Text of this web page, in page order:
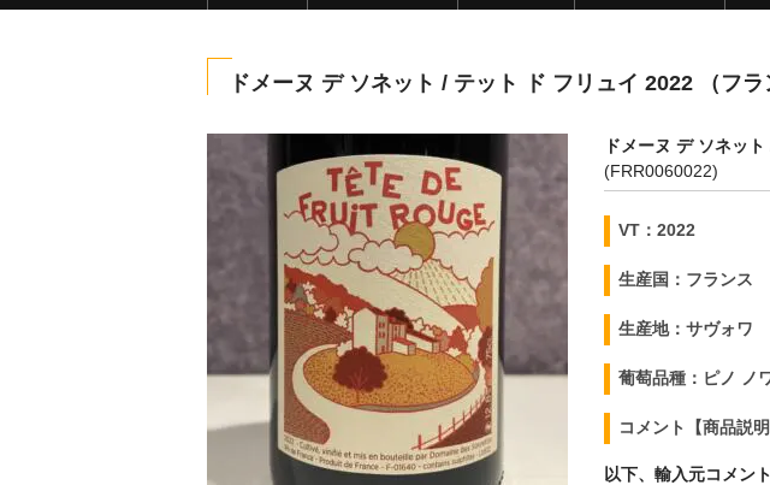
ドメーヌ デ ソネット / テット ド フリュイ 2022 （フラ
ドメーヌ デ ソネッ
(FRR0060022)
VT：2022
生産国：フランス
生産地：サヴォワ
葡萄品種：ピノ ノ
コメント【商品説明
以下、輸入元コメント